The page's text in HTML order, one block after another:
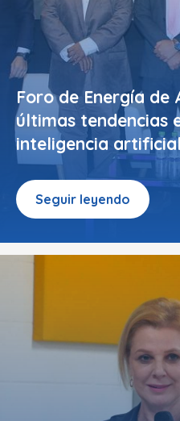
Foro de Energía de
últimas tendencias
inteligencia
Seguir leyendo